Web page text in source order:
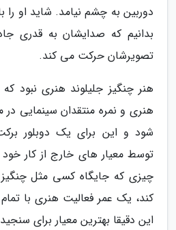
دوربین به چشم نیامد. شاید او را
بدانیم که صدایشان به قدری
تصویرشان حرکت می کند.
هنر چنگیز جلیلوند هنری نبود
هنری و نمره منتقدان سینمایی
شود و این برای یک دوبلور
توسط معیار های خارج از کار
چیزی که جایگاه کسی مثل
کند، یک عمر فعالیت هنری با
این دقیقا بهترین معیار برای